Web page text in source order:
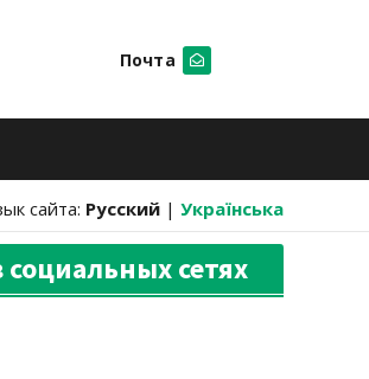
Почта
сайта: Русский | Українська
сетях